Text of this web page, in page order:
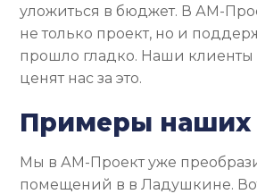
уложиться в бюджет. В АМ-
не только проект, но и
прошло гладко. Наши
ценят нас за это.
Примеры наших
Мы в АМ-Проект уже
помещений в в Ладушкине.